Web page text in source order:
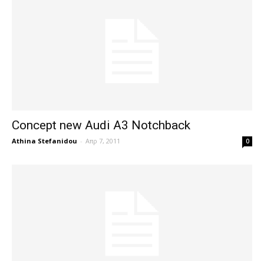
Concept new Audi A3 Notchback
Athina Stefanidou - Απρ 7, 2011 0